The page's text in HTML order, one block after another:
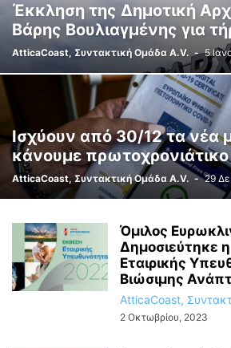
Έκκληση της Δημοτική
Βάρης Βουλιαγμένης για
AtticaCoast, Συντακτική Ομάδα A.V. - 5
Ισχύουν από 30/12 τα νέα
κάνουμε πρωτοχρονιάτικο
AtticaCoast, Συντακτική Ομάδα A.V. - 29
Όμιλος
Δημοσιεύτηκε
Εταιρικής
Βιώσιμης
AtticaCoast,
2 Οκτωβρίου, 2023